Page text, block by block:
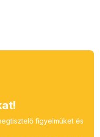
figyelmüket és